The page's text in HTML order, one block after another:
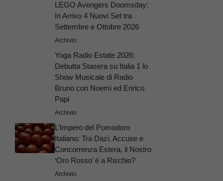
LEGO Avengers Doomsday:
In Arrivo 4 Nuovi Set tra
Settembre e Ottobre 2026
Archivio
Yoga Radio Estate 2026:
Debutta Stasera su Italia 1 lo
Show Musicale di Radio
Bruno con Noemi ed Enrico
Papi
Archivio
L’Impero del Pomodoro
Italiano: Tra Dazi, Accuse e
Concorrenza Estera, il Nostro
‘Oro Rosso’ è a Rischio?
Archivio